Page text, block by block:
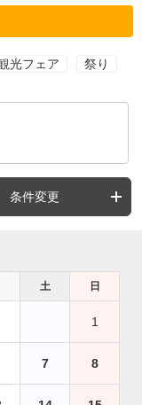
光フェア 祭り
条件変更
土 日
1
7 8